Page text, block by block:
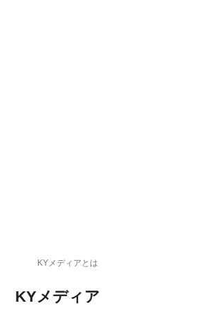
KYメディアとは
KYメディア